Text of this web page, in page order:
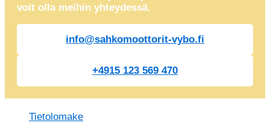
voit olla meihin yhteydessä.
info@sahkomoottorit-vybo.fi
+4915 123 569 470
Tietolomake